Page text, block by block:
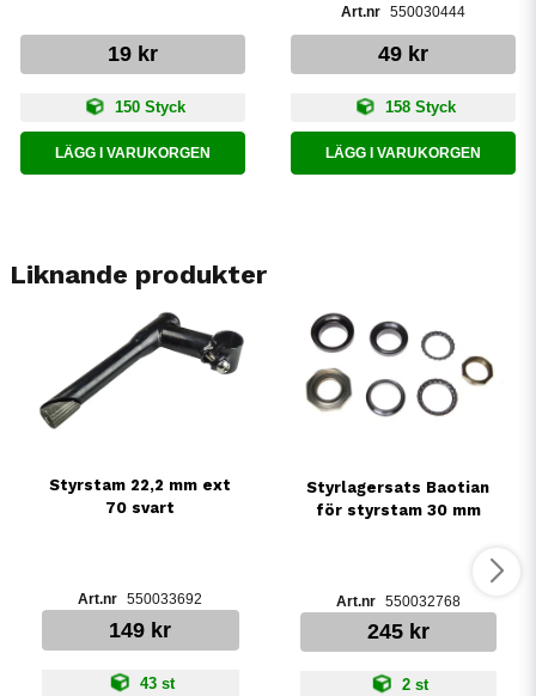
19 kr
150 Styck
LÄGG I VARUKORGEN
550030444
49 kr
158 Styck
LÄGG I VARUKORGEN
Liknande produkter
Styrstam 22,2 mm ext
70 svart
550033692
149 kr
43 st
Styrlagersats Baotian
för styrstam 30 mm
550032768
245 kr
2 st